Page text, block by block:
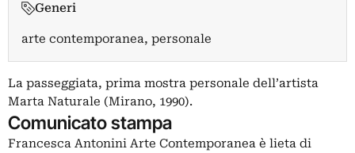
Generi
arte contemporanea, personale
La passeggiata, prima mostra personale dell’artista
Marta Naturale (Mirano, 1990).
Comunicato stampa
Francesca Antonini Arte Contemporanea è lieta di